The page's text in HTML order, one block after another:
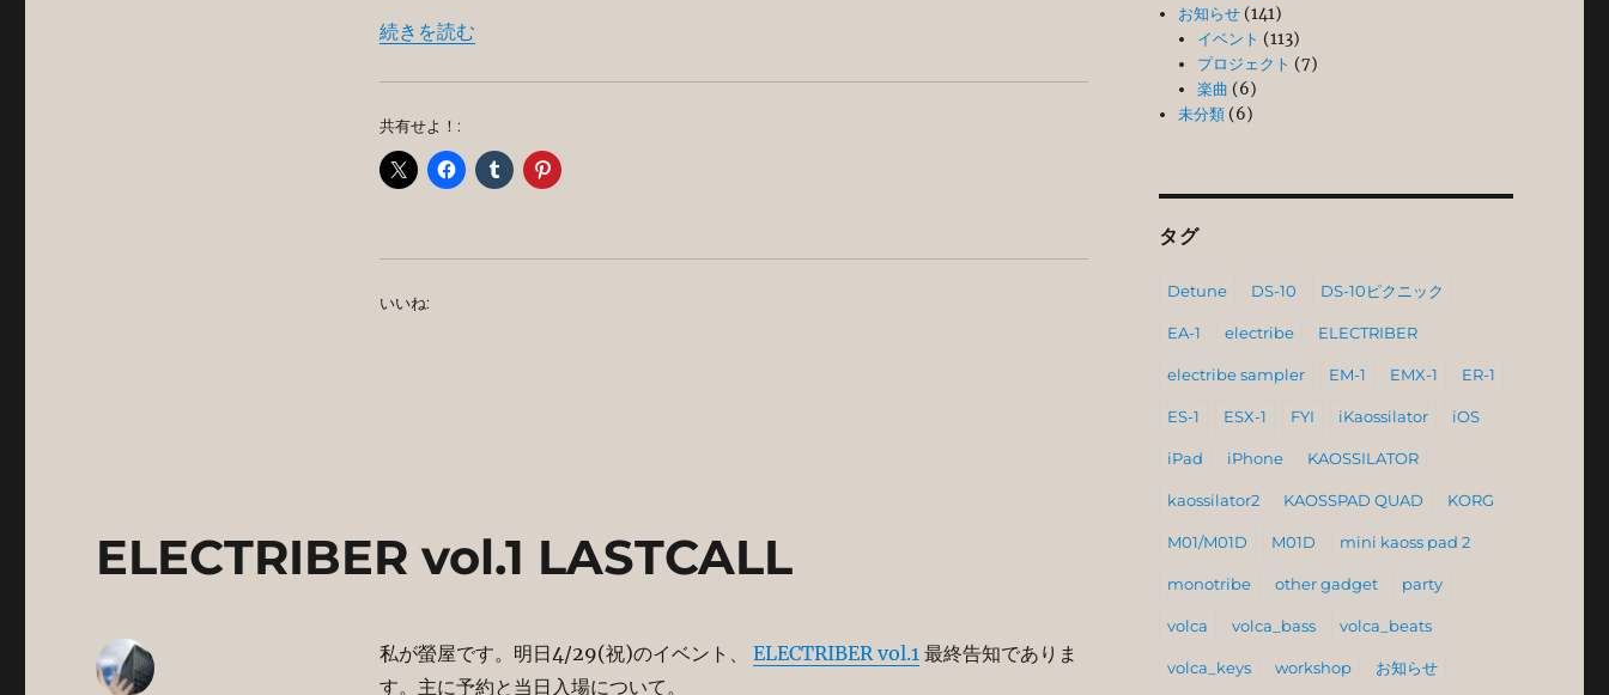
“ELECTRIBER vol1 お疲れ様でした！！！” の
続きを読む
共有せよ！:
いいね:
ELECTRIBER vol.1 LASTCALL
私が螢屋です。明日4/29(祝)のイベント、 ELECTRIBER vol.1最終告知でありま
す。主に予約と当日入場について。
お知らせ (141)
イベント (113)
プロジェクト (7)
楽曲 (6)
未分類 (6)
タグ
Detune DS-10 DS-10ピクニック
EA-1 electribe ELECTRIBER
electribe sampler EM-1 EMX-1 ER-1
ES-1 ESX-1 FYI iKaossilator iOS
iPad iPhone KAOSSILATOR
kaossilator2 KAOSSPAD QUAD KORG
M01/M01D M01D mini kaoss pad 2
monotribe other gadget party
volca volca_bass volca_beats
volca_keys workshop お知らせ